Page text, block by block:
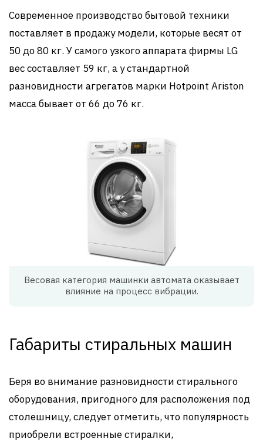
Современное производство бытовой техники
поставляет в продажу модели, которые весят от
50 до 80 кг. У самого узкого аппарата фирмы LG
вес составляет 59 кг, а у стандартной
разновидности агрегатов марки Hotpoint Ariston
масса бывает от 66 до 76 кг.
Весовая категория машинки автомата оказывает
влияние на процесс вибрации.
Габариты стиральных машин
Беря во внимание разновидности стирального
оборудования, пригодного для расположения под
столешницу, следует отметить, что популярность
приобрели встроенные стиралки,